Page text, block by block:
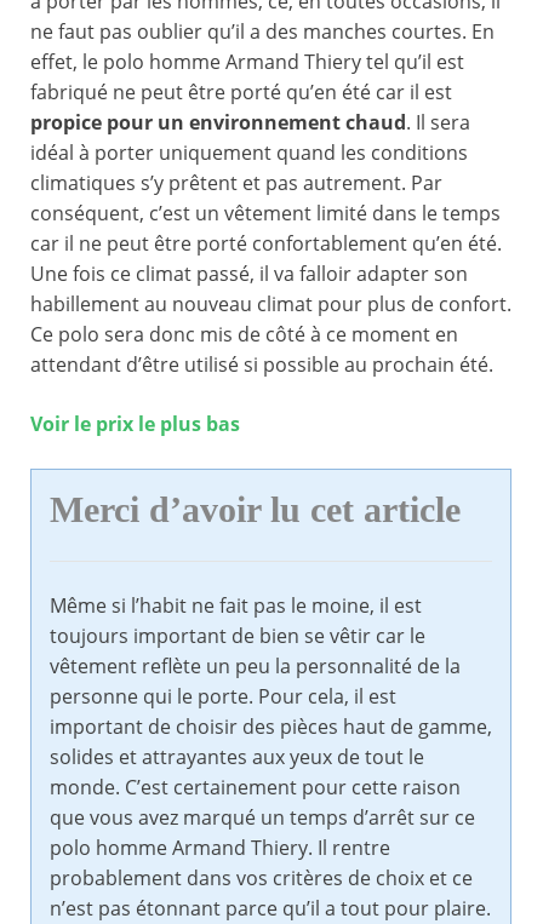
ne faut pas oublier qu’il a des manches courtes. En
effet, le polo homme Armand Thiery tel qu’il est
fabriqué ne peut être porté qu’en été car il est
propice pour un environnement chaud. Il sera
idéal à porter uniquement quand les conditions
climatiques s’y prêtent et pas autrement. Par
conséquent, c’est un vêtement limité dans le temps
car il ne peut être porté confortablement qu’en été.
Une fois ce climat passé, il va falloir adapter son
habillement au nouveau climat pour plus de confort.
Ce polo sera donc mis de côté à ce moment en
attendant d’être utilisé si possible au prochain été.
Voir le prix le plus bas
Merci d’avoir lu cet article
Même si l’habit ne fait pas le moine, il est
toujours important de bien se vêtir car le
vêtement reflète un peu la personnalité de la
personne qui le porte. Pour cela, il est
important de choisir des pièces haut de gamme,
solides et attrayantes aux yeux de tout le
monde. C’est certainement pour cette raison
que vous avez marqué un temps d’arrêt sur ce
polo homme Armand Thiery. Il rentre
probablement dans vos critères de choix et ce
n’est pas étonnant parce qu’il a tout pour plaire.